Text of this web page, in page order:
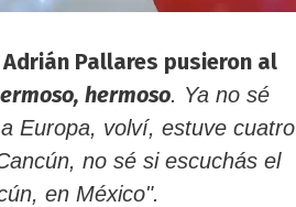
Adrián Pallares pusieron al
hermoso. Ya no sé
Europa, volví, estuve cuatro
no sé si escuchás el
en México".